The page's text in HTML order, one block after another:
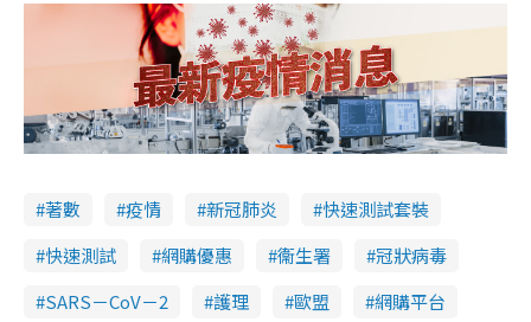
著數 疫情 新冠肺炎
快速測試套裝
快速測試
網購優惠 衞生署
冠狀病毒
SARS－CoV－2
護理 歐盟 網購平台